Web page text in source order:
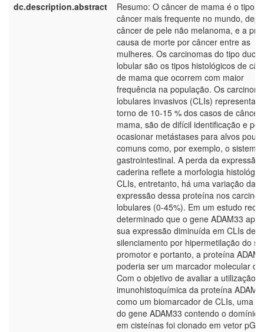
dc.description.abstract
Resumo: O câncer de mama é o tipo
câncer mais frequente no mundo,
câncer de pele não melanoma, e a
causa de morte por câncer entre as
mulheres. Os carcinomas do tipo
lobular são os tipos histológicos de
de mama que ocorrem com maior
frequência na população. Os
lobulares invasivos (CLIs)
torno de 10-15 % dos casos de câncer
mama, são de difícil identificação e
ocasionar metástases para alvos
comuns como, por exemplo, o sistema
gastrointestinal. A perda da expressão
caderina reflete a morfologia
CLIs, entretanto, há uma variação da
expressão dessa proteína nos
lobulares (0-45%). Em um estudo
determinado que o gene ADAM33
sua expressão diminuída em CLIs
silenciamento por hipermetilação do
promotor e portanto, a proteína
poderia ser um marcador molecular
Com o objetivo de avaliar a utilização
imunohistoquímica da proteína
como um biomarcador de CLIs, uma
do gene ADAM33 contendo o domínio
em cisteínas foi clonado em vetor